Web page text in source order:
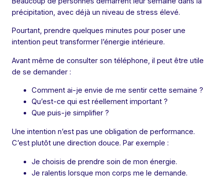
précipitation, avec déjà un niveau de stress élevé.
Pourtant, prendre quelques minutes pour poser une
intention peut transformer l’énergie intérieure.
Avant même de consulter son téléphone, il peut être utile
de se demander :
Comment ai-je envie de me sentir cette semaine ?
Qu’est-ce qui est réellement important ?
Que puis-je simplifier ?
Une intention n’est pas une obligation de performance.
C’est plutôt une direction douce. Par exemple :
Je choisis de prendre soin de mon énergie.
Je ralentis lorsque mon corps me le demande.